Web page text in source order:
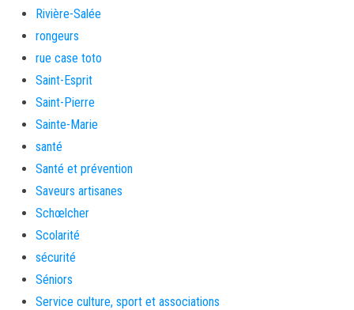
Rivière-Salée
rongeurs
rue case toto
Saint-Esprit
Saint-Pierre
Sainte-Marie
santé
Santé et prévention
Saveurs artisanes
Schœlcher
Scolarité
sécurité
Séniors
Service culture, sport et associations